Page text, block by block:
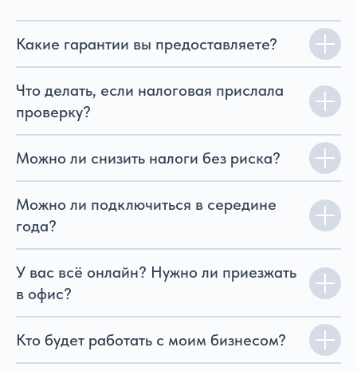
Какие гарантии вы предоставляете?
Что делать, если налоговая прислала
проверку?
Можно ли снизить налоги без риска?
Можно ли подключиться в середине
года?
У вас всё онлайн? Нужно ли приезжать
в офис?
Кто будет работать с моим бизнесом?